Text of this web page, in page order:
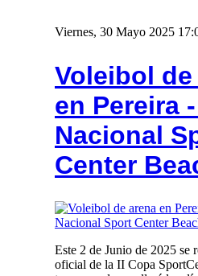
Viernes, 30 Mayo 2025
Voleibol de
en Pereira
Nacional
Center
Este 2 de Junio de 2025 se
oficial de la II Copa